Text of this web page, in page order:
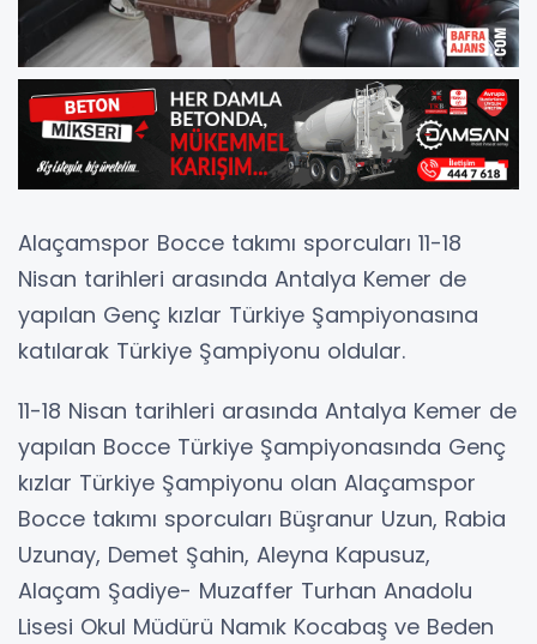
Alaçamspor Bocce takımı sporcuları 11-18
Nisan tarihleri arasında Antalya Kemer de
yapılan Genç kızlar Türkiye Şampiyonasına
katılarak Türkiye Şampiyonu oldular.
11-18 Nisan tarihleri arasında Antalya Kemer de
yapılan Bocce Türkiye Şampiyonasında Genç
kızlar Türkiye Şampiyonu olan Alaçamspor
Bocce takımı sporcuları Büşranur Uzun, Rabia
Uzunay, Demet Şahin, Aleyna Kapusuz,
Alaçam Şadiye- Muzaffer Turhan Anadolu
Lisesi Okul Müdürü Namık Kocabaş ve Beden